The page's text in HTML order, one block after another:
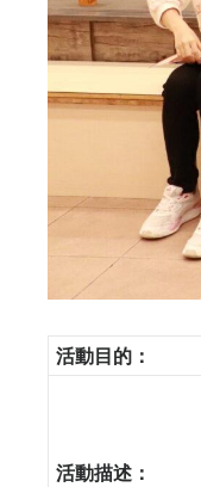
活動目的：
活動描述：